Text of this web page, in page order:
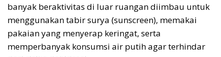
banyak beraktivitas di luar ruangan diimbau untuk
menggunakan tabir surya (sunscreen), memakai
pakaian yang menyerap keringat, serta
memperbanyak konsumsi air putih agar terhindar